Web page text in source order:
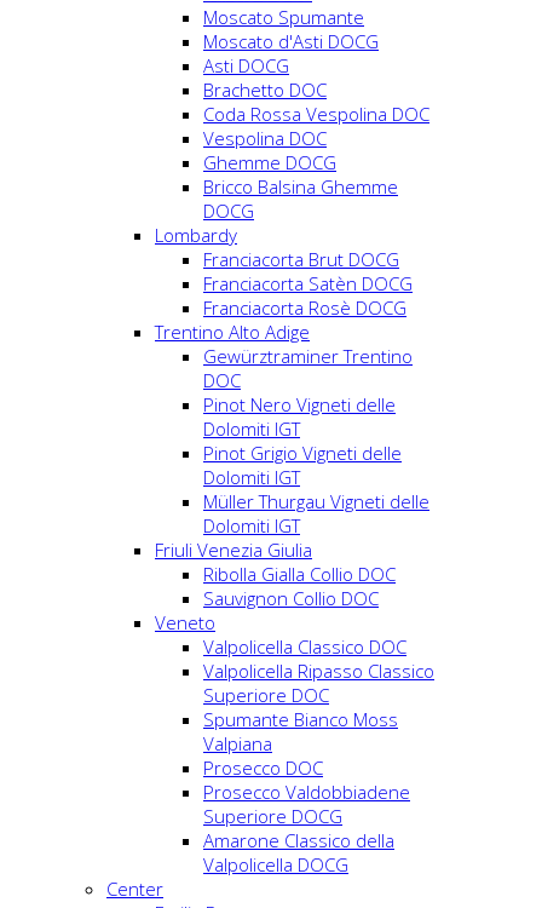
Moscato Spumante
Moscato d'Asti DOCG
Asti DOCG
Brachetto DOC
Coda Rossa Vespolina DOC
Vespolina DOC
Ghemme DOCG
Bricco Balsina Ghemme
DOCG
Lombardy
Franciacorta Brut DOCG
Franciacorta Satèn DOCG
Franciacorta Rosè DOCG
Trentino Alto Adige
Gewürztraminer Trentino
DOC
Pinot Nero Vigneti delle
Dolomiti IGT
Pinot Grigio Vigneti delle
Dolomiti IGT
Müller Thurgau Vigneti delle
Dolomiti IGT
Friuli Venezia Giulia
Ribolla Gialla Collio DOC
Sauvignon Collio DOC
Veneto
Valpolicella Classico DOC
Valpolicella Ripasso Classico
Superiore DOC
Spumante Bianco Moss
Valpiana
Prosecco DOC
Prosecco Valdobbiadene
Superiore DOCG
Amarone Classico della
Valpolicella DOCG
Center